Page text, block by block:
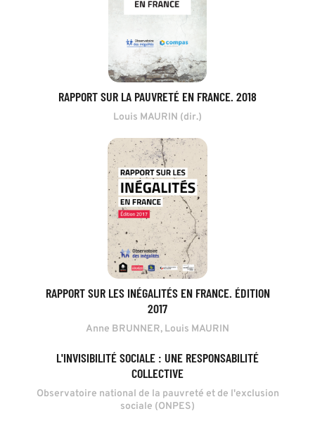
RAPPORT SUR LA PAUVRETÉ EN FRANCE. 2018
Louis MAURIN (dir.)
RAPPORT SUR LES INÉGALITÉS EN FRANCE. ÉDITION
2017
Anne BRUNNER, Louis MAURIN
L'INVISIBILITÉ SOCIALE : UNE RESPONSABILITÉ
COLLECTIVE
Observatoire national de la pauvreté et de l'exclusion
sociale (ONPES)